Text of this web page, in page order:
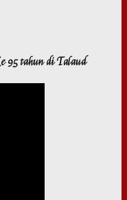
95 tahun di Talaud